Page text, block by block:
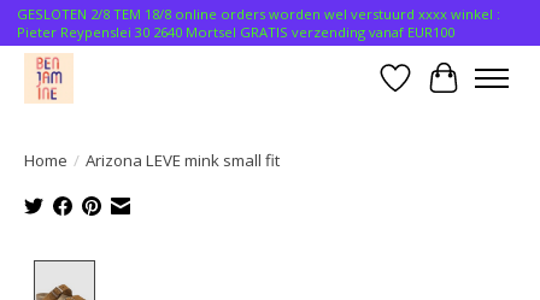
GESLOTEN 2/8 TEM 18/8 online orders worden wel verstuurd xxxx winkel :
Pieter Reypenslei 30 2640 Mortsel GRATIS verzending vanaf EUR100
Verlanglijst
Home / Arizona LEVE mink small fit